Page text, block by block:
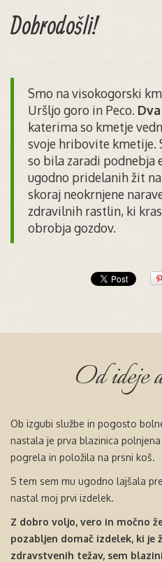
Dobrodošli!
Smo na visokogorski
Uršljo goro in Peco.
katerima so kmetje
svoje hribovite kmetije.
so bila zaradi podnebja
ugodno pridelanih žit
skoraj neokrnjene
zdravilnih rastlin, ki
obrobja gozdov.
Od ideje
Ob izgubi službe in pogosto
nastala je prva blazinica
pogrela in položila na prsni koš.
S tem sem mu ugodno lajšala
nastal moj prvi izdelek.
Z dobro voljo, vero in močno
pozabljen domač izdelek, ki je
zdravstvenih težav, sem